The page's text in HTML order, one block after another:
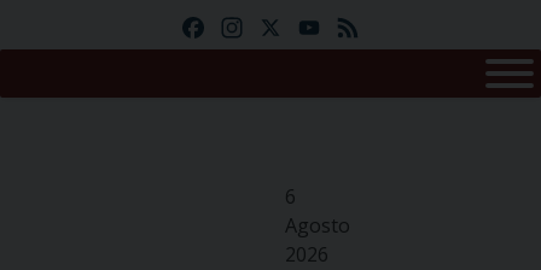
FacebookInstagramYouTube
6
Agosto
2026